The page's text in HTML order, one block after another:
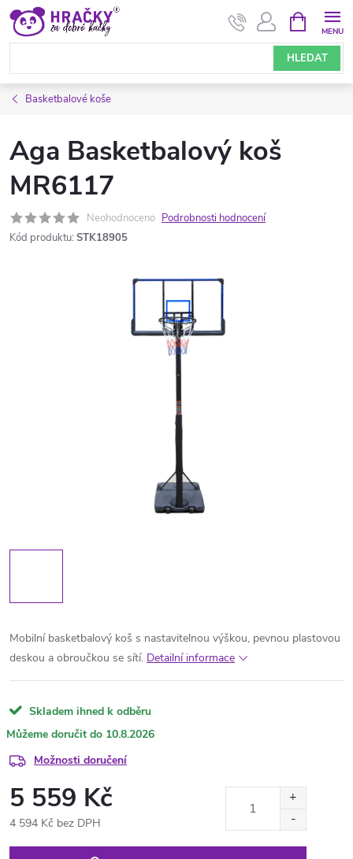
Přejít
obsah
HLEDAT
NÁKUPNÍ
KOŠÍK
Basketbalové koše
Aga Basketbalový koš
MR6117
Neohodnoceno Podrobnosti hodnocení
Kód produktu: STK18905
Mobilní basketbalový koš s nastavitelnou výškou, pevnou plastovou
deskou a obroučkou se sítí. Detailní informace
Skladem ihned k odběru
10.8.2026
Možnosti doručení
5 559 Kč
4 594 Kč bez DPH